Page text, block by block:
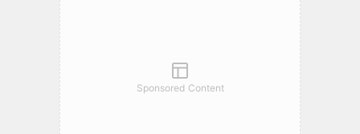
Sponsored Content